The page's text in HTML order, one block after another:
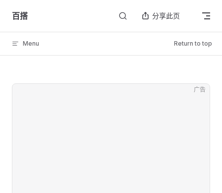
Skip to content
百搭 分享此页
Menu Return to top
广告